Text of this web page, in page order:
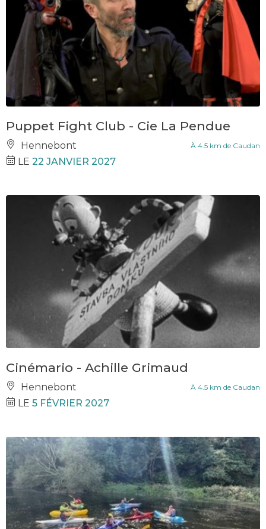
Puppet Fight Club - Cie La Pendue
Hennebont À 4.5 km de Caudan
LE 22 JANVIER 2027
Cinémario - Achille Grimaud
Hennebont À 4.5 km de Caudan
LE 5 FÉVRIER 2027